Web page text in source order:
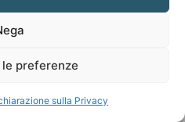
preferenze
sulla Privacy